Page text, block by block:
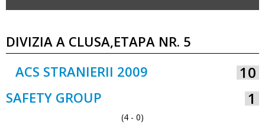
DIVIZIA A CLUSA,ETAPA NR. 5
ACS STRANIERII 2009
10
1
SAFETY GROUP
(4 - 0)